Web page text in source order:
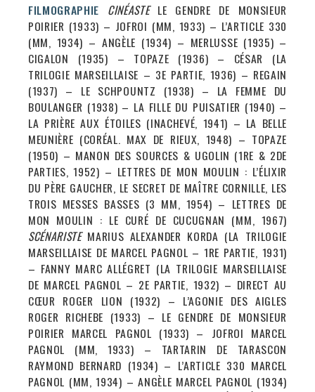
FILMOGRAPHIE CINÉASTELE GENDRE DE MONSIEUR
POIRIER (1933) – JOFROI (MM, 1933) – L’ARTICLE 330
(MM, 1934) – ANGÈLE (1934) – MERLUSSE (1935) –
CIGALON (1935) – TOPAZE (1936) – CÉSAR (LA
TRILOGIE MARSEILLAISE – 3E PARTIE, 1936) – REGAIN
(1937) – LE SCHPOUNTZ (1938) – LA FEMME DU
BOULANGER (1938) – LA FILLE DU PUISATIER (1940) –
LA PRIÈRE AUX ÉTOILES (INACHEVÉ, 1941) – LA BELLE
MEUNIÈRE (CORÉAL. MAX DE RIEUX, 1948) – TOPAZE
(1950) – MANON DES SOURCES & UGOLIN (1RE & 2DE
PARTIES, 1952) – LETTRES DE MON MOULIN : L’ÉLIXIR
DU PÈRE GAUCHER, LE SECRET DE MAÎTRE CORNILLE, LES
TROIS MESSES BASSES (3 MM, 1954) – LETTRES DE
MON MOULIN : LE CURÉ DE CUCUGNAN (MM, 1967)
SCÉNARISTEMARIUS ALEXANDER KORDA (LA TRILOGIE
MARSEILLAISE DE MARCEL PAGNOL – 1RE PARTIE, 1931)
– FANNY MARC ALLÉGRET (LA TRILOGIE MARSEILLAISE
DE MARCEL PAGNOL – 2E PARTIE, 1932) – DIRECT AU
CŒUR ROGER LION (1932) – L’AGONIE DES AIGLES
ROGER RICHEBE (1933) – LE GENDRE DE MONSIEUR
POIRIER MARCEL PAGNOL (1933) – JOFROI MARCEL
PAGNOL (MM, 1933) – TARTARIN DE TARASCON
RAYMOND BERNARD (1934) – L’ARTICLE 330 MARCEL
PAGNOL (MM, 1934) – ANGÈLE MARCEL PAGNOL (1934)